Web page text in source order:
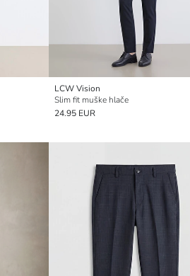
LCW Vision
Slim fit muške hlače
24.95 EUR